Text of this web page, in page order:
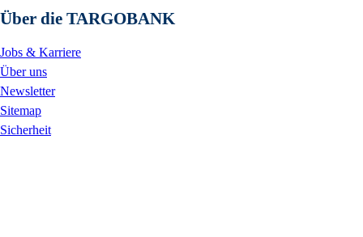
Über die TARGOBANK
Jobs & Karriere
Über uns
Newsletter
Sitemap
Sicherheit